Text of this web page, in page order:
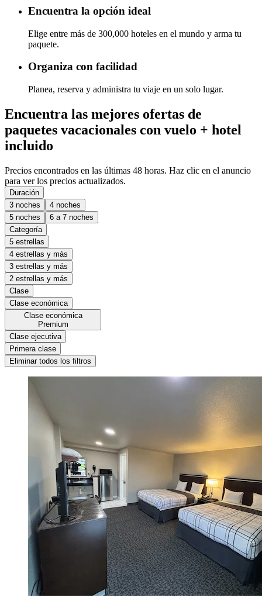
Encuentra la opción ideal
Elige entre más de 300,000 hoteles en el mundo y arma tu
paquete.
Organiza con facilidad
Planea, reserva y administra tu viaje en un solo lugar.
Encuentra las mejores ofertas de
paquetes vacacionales con vuelo + hotel
incluido
Precios encontrados en las últimas 48 horas. Haz clic en el anuncio
para ver los precios actualizados.
Duración
3 noches
4 noches
5 noches
6 a 7 noches
Categoría
5 estrellas
4 estrellas y más
3 estrellas y más
2 estrellas y más
Clase
Clase económica
Clase económica
Premium
Clase ejecutiva
Primera clase
Eliminar todos los filtros